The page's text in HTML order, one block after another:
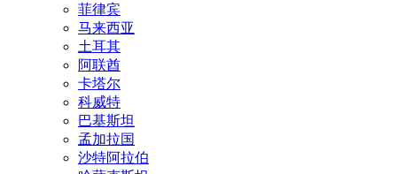
菲律宾
马来西亚
土耳其
阿联酋
卡塔尔
科威特
巴基斯坦
孟加拉国
沙特阿拉伯